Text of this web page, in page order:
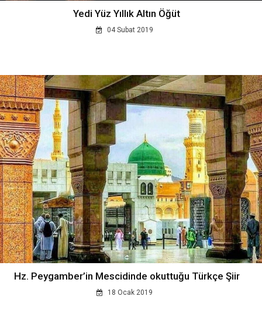
Yedi Yüz Yıllık Altın Öğüt
04 Subat 2019
Hz. Peygamber’in Mescidinde okuttuğu Türkçe Şiir
18 Ocak 2019